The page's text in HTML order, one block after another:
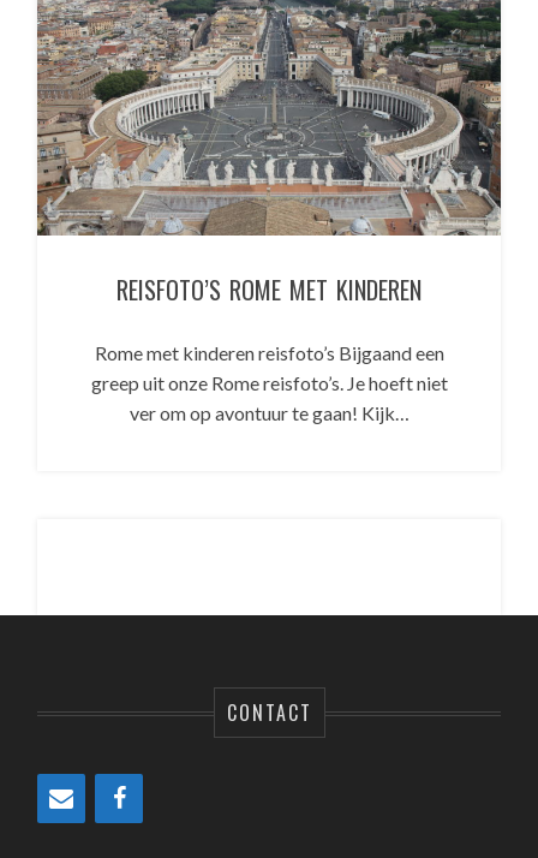
REISFOTO’S ROME MET KINDEREN
Rome met kinderen reisfoto’s Bijgaand een
greep uit onze Rome reisfoto’s. Je hoeft niet
ver om op avontuur te gaan! Kijk…
CONTACT